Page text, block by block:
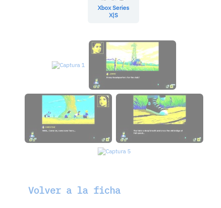
Xbox Series
X|S
Volver a la ficha